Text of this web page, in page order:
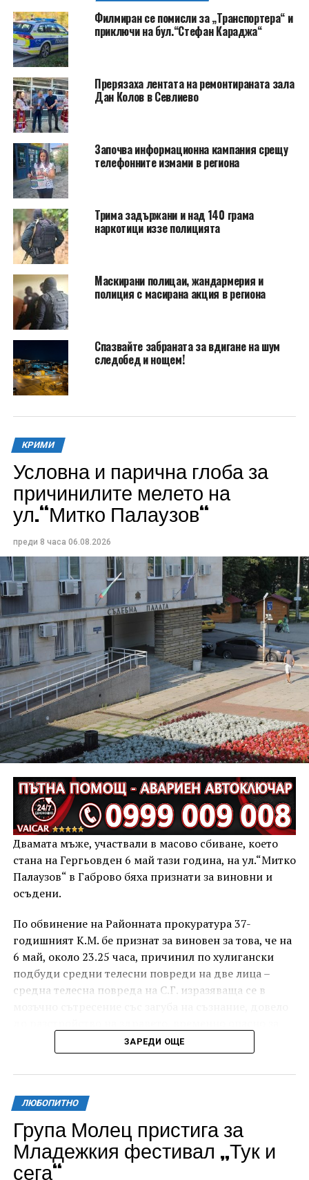
Филмиран се помисли за „Транспортера“ и
приключи на бул.“Стефан Караджа“
Прерязаха лентата на ремонтираната зала
Дан Колов в Севлиево
Започва информационна кампания срещу
телефонните измами в региона
Трима задържани и над 140 грама
наркотици иззе полицията
Маскирани полицаи, жандармерия и
полиция с масирана акция в региона
Спазвайте забраната за вдигане на шум
следобед и нощем!
КРИМИ
Условна и парична глоба за
причинилите мелето на
ул.“Митко Палаузов“
преди 8 часа 06.08.2026
Двамата мъже, участвали в масово сбиване, което
стана на Гергьовден 6 май тази година, на ул.“Митко
Палаузов“ в Габрово бяха признати за виновни и
осъдени.
По обвинение на Районната прокуратура 37-
годишният К.М. бе признат за виновен за това, че на
6 май, около 23.25 часа, причинил по хулигански
подбуди средни телесни повреди на две лица –
средна телесна повреда на С.Г. изразяваща се в
живота, и лека телесна повреда на Х.С., която бе с
порезна рана на петия пръст на дясната ръка,
довела до разстройство на здравето, неопасно за
За извършеното престъпление 37-годишният бе
осъден с наложено наказание 1 година и 8 месеца
лишаване от свобода, чието изпълнение бб отложено
за срок от 4 години и 6 месеца.
ЗАРЕДИ ОЩЕ
ЛЮБОПИТНО
Група Молец пристига за
Младежкия фестивал „Тук и
сега“